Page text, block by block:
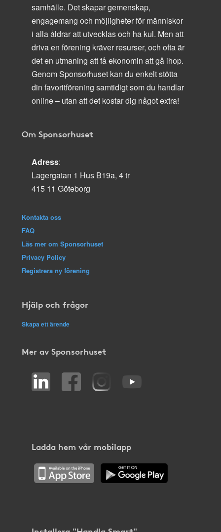
samhälle. Det skapar gemenskap,
engagemang och möjligheter för människor
i alla åldrar att utvecklas och ha kul. Men att
driva en förening kräver resurser, och ofta är
det en utmaning att få ekonomin att gå ihop.
Genom Sponsorhuset kan du enkelt stötta
din favoritförening samtidigt som du handlar
online – utan att det kostar dig något extra!
Om Sponsorhuset
Adress:
Lagergatan 1 Hus B19a, 4 tr
415 11 Göteborg
Kontakta oss
FAQ
Läs mer om Sponsorhuset
Privacy Policy
Registrera ny förening
Hjälp och frågor
Skapa ett ärende
Mer av Sponsorhuset
Ladda hem vår mobilapp